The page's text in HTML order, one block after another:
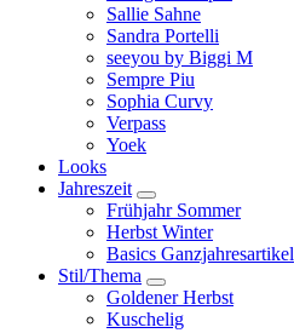
Sallie Sahne
Sandra Portelli
seeyou by Biggi M
Sempre Piu
Sophia Curvy
Verpass
Yoek
Looks
Jahreszeit
Frühjahr Sommer
Herbst Winter
Basics Ganzjahresartikel
Stil/Thema
Goldener Herbst
Kuschelig